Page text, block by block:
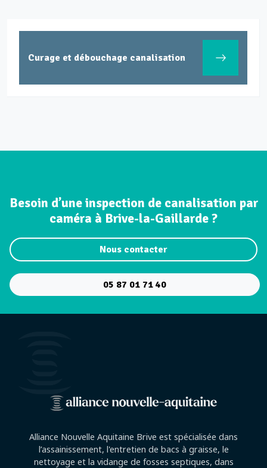
Curage et débouchage canalisation
Besoin d’une inspection de canalisation par
caméra à Brive-la-Gaillarde ?
Nous contacter
05 87 01 71 40
Alliance Nouvelle Aquitaine Brive est spécialisée dans
l’assainissement, l'entretien de bacs à graisse, le
nettoyage et la vidange de fosses septiques, dans